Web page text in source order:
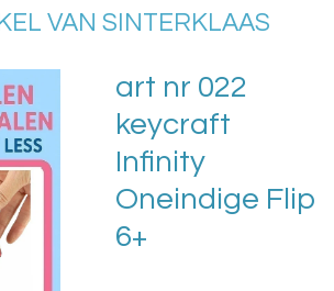
VAN SINTERKLAAS
art nr 022
keycraft
Infinity
Oneindige Flip
6+